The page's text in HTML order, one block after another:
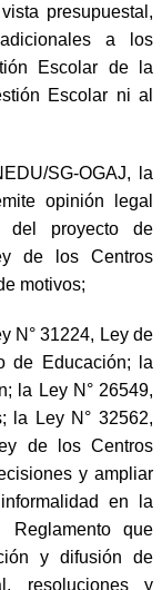
presupuestal,
a los
Escolar de la
Escolar ni al
SG-OGAJ, la
opinión legal
del proyecto de
de los Centros
motivos;
N° 31224, Ley de
de Educación; la
la Ley N° 26549,
la Ley N° 32562,
de los Centros
y ampliar
en la
Reglamento que
y difusión de
resoluciones y